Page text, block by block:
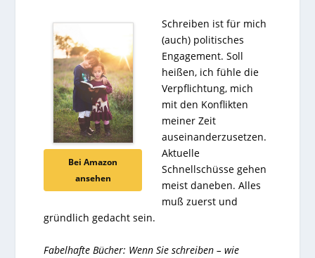
Bei Amazon
ansehen
Schreiben ist für mich
(auch) politisches
Engagement. Soll
heißen, ich fühle die
Verpflichtung, mich
mit den Konflikten
meiner Zeit
auseinanderzusetzen.
Aktuelle
Schnellschüsse gehen
meist daneben. Alles
muß zuerst und
gründlich gedacht sein.
Fabelhafte Bücher: Wenn Sie schreiben – wie